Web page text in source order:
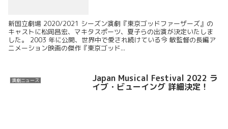
新国立劇場 2020/2021 シーズン演劇『東京ゴッドファーザーズ』の
キャストに松岡昌宏、マキタスポーツ、夏子らの出演が決定いたしま
した。 2003 年に公開、世界中で愛され続けている今 敏監督の長編ア
ニメーション映画の傑作『東京ゴッド...
演劇ニュース Japan Musical Festival 2022 ラ
イブ・ビューイング 詳細決定！